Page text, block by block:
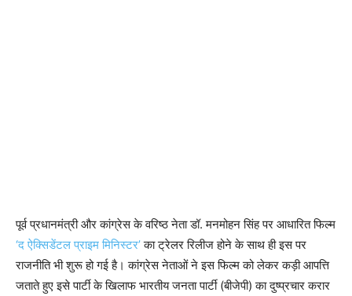
पूर्व प्रधानमंत्री और कांग्रेस के वरिष्ठ नेता डॉ. मनमोहन सिंह पर आधारित फिल्म
‘द ऐक्सिडेंटल प्राइम मिनिस्टर’का ट्रेलर रिलीज होने के साथ ही इस पर
राजनीति भी शुरू हो गई है। कांग्रेस नेताओं ने इस फिल्म को लेकर कड़ी आपत्ति
जताते हुए इसे पार्टी के खिलाफ भारतीय जनता पार्टी (बीजेपी) का दुष्प्रचार करार